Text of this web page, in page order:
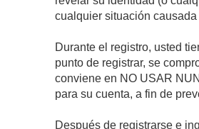
cualquier situación
Durante el registro, usted
punto de registrar, se
conviene en NO USAR
para su cuenta, a fin de
Después de registrarse e